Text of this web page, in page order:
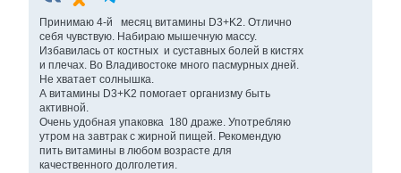
Принимаю 4-й месяц витамины D3+K2. Отлично
себя чувствую. Набираю мышечную массу.
Избавилась от костных и суставных болей в кистях
и плечах. Во Владивостоке много пасмурных дней.
Не хватает солнышка.
А витамины D3+K2 помогает организму быть
активной.
Очень удобная упаковка 180 драже. Употребляю
утром на завтрак с жирной пищей. Рекомендую
пить витамины в любом возрасте для
качественного долголетия.